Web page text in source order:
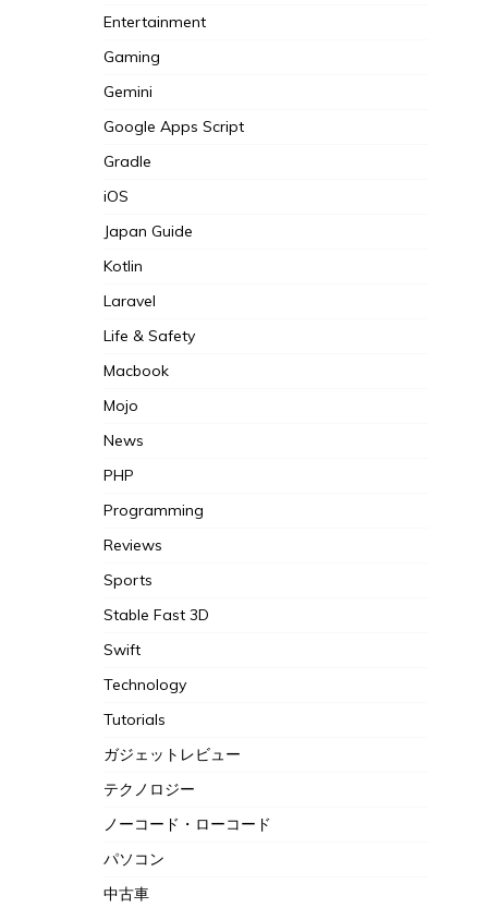
Entertainment
Gaming
Gemini
Google Apps Script
Gradle
iOS
Japan Guide
Kotlin
Laravel
Life & Safety
Macbook
Mojo
News
PHP
Programming
Reviews
Sports
Stable Fast 3D
Swift
Technology
Tutorials
ガジェットレビュー
テクノロジー
ノーコード・ローコード
パソコン
中古車